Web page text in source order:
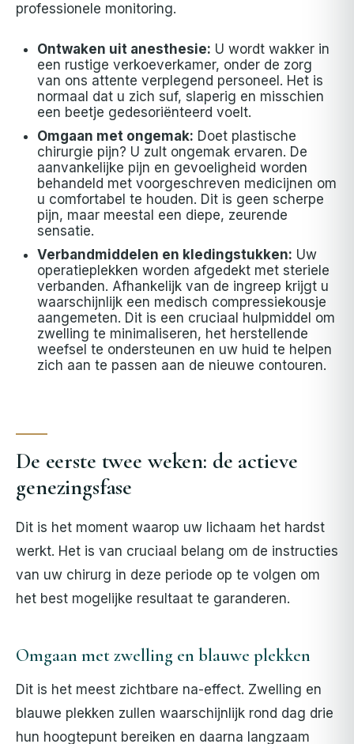
professionele monitoring.
Ontwaken uit anesthesie: U wordt wakker in
een rustige verkoeverkamer, onder de zorg
van ons attente verplegend personeel. Het is
normaal dat u zich suf, slaperig en misschien
een beetje gedesoriënteerd voelt.
Omgaan met ongemak: Doet plastische
chirurgie pijn? U zult ongemak ervaren. De
aanvankelijke pijn en gevoeligheid worden
behandeld met voorgeschreven medicijnen om
u comfortabel te houden. Dit is geen scherpe
pijn, maar meestal een diepe, zeurende
sensatie.
Verbandmiddelen en kledingstukken: Uw
operatieplekken worden afgedekt met steriele
verbanden. Afhankelijk van de ingreep krijgt u
waarschijnlijk een medisch compressiekousje
aangemeten. Dit is een cruciaal hulpmiddel om
zwelling te minimaliseren, het herstellende
weefsel te ondersteunen en uw huid te helpen
zich aan te passen aan de nieuwe contouren.
De eerste twee weken: de actieve
genezingsfase
Dit is het moment waarop uw lichaam het hardst
werkt. Het is van cruciaal belang om de instructies
van uw chirurg in deze periode op te volgen om
het best mogelijke resultaat te garanderen.
Omgaan met zwelling en blauwe plekken
Dit is het meest zichtbare na-effect. Zwelling en
blauwe plekken zullen waarschijnlijk rond dag drie
hun hoogtepunt bereiken en daarna langzaam